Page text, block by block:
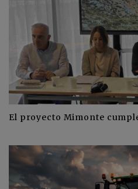
El proyecto Mimonte